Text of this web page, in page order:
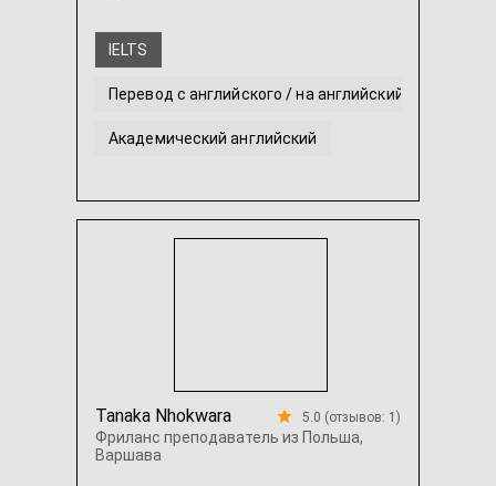
IELTS
Перевод с английского / на английский
Академический английский
Tanaka Nhokwara
Фриланс преподаватель из Польша,
Варшава
5.0 (отзывов: 1)